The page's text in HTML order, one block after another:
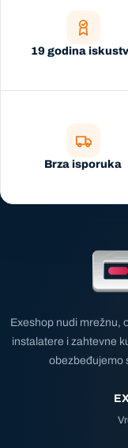
19 godina
Brza isporuka
Exeshop nudi mrežnu,
instalatere i zahtevne
obezbeđujemo